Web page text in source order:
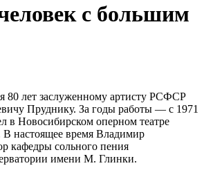
с большим
80 лет заслуженному артисту РСФСР
Пруднику. За годы работы — с 1971
в Новосибирском оперном театре
В настоящее время Владимир
кафедры сольного пения
имени М. Глинки.